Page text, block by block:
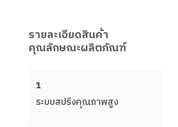
รายละเอียดสินค้า
คุณลักษณะผลิตภัณฑ์
1
ระบบสปริงคุณภาพสูง